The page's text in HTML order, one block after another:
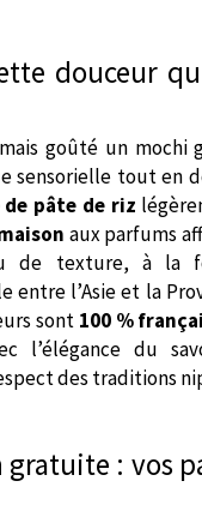
douceur
goûté un mochi
sensorielle tout en
pâte de riz
aux parfums
de texture, à la
entre l’Asie et la
sont 100 %
l’élégance du
des traditions
gratuite : vos